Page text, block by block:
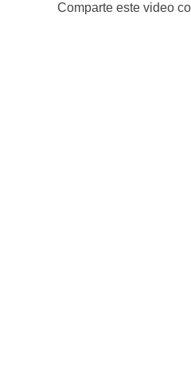
Comparte este video